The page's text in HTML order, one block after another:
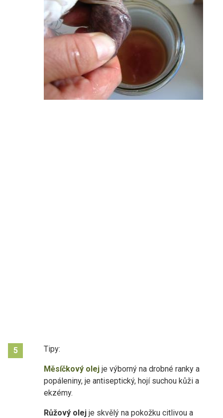
5 Tipy:
Měsíčkový olej je výborný na drobné ranky a
popáleniny, je antiseptický, hojí suchou kůži a
ekzémy.
Růžový olej je skvělý na pokožku citlivou a